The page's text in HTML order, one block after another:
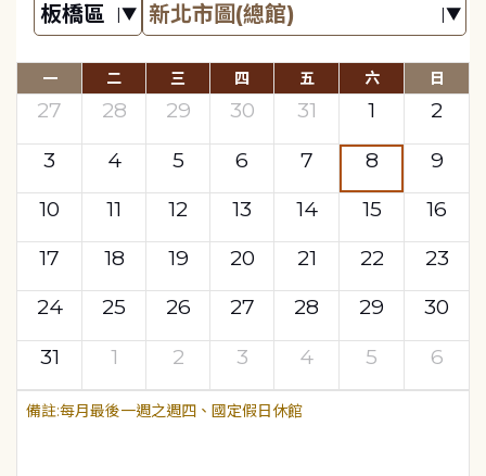
一 二 三 四 五 六 日
27 28 29 30 31 1
2
3
4 5 6 7 8
9
10
11 12 13 14 15
16
17
18 19 20 21 22
23
24
25 26 27 28 29
30
31
1 2 3 4 5 6
每月最後一週之週四、國定假日休館